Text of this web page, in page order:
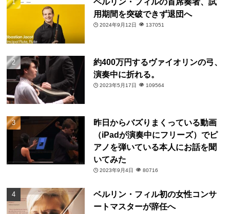
用期間を突破できず退団へ
2024年9月12日 137051
約400万円するヴァイオリンの弓、
演奏中に折れる。
2023年5月17日 109564
昨日からバズりまくっている動画
（iPadが演奏中にフリーズ）でピ
アノを弾いている本人にお話を聞
いてみた
2023年9月4日 80716
ベルリン・フィル初の女性コンサ
ートマスターが辞任へ